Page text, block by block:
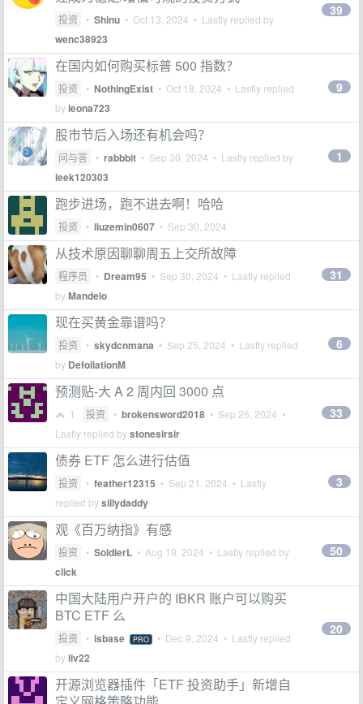
投资 • Shinu • Oct 13, 2024 • Lastly replied by
wenc38923
39
在国内如何购买标普 500 指数？
投资 • NothingExist • Oct 18, 2024 • Lastly replied
byleona723
9
股市节后入场还有机会吗？
问与答 • rabbbit • Sep 30, 2024 • Lastly replied by
leek120303
1
跑步进场，跑不进去啊！哈哈
投资 • liuzemin0607 • Sep 30, 2024
从技术原因聊聊周五上交所故障
程序员 • Dream95 • Sep 30, 2024 • Lastly replied
byMandelo
31
现在买黄金靠谱吗？
投资 • skydcnmana • Sep 25, 2024 • Lastly replied
by DefoliationM
6
预测贴-大 A 2 周内回 3000 点
1 投资 • brokensword2018 • Sep 26, 2024 •
Lastly replied bystonesirsir
33
债券 ETF 怎么进行估值
投资 • feather12315 • Sep 21, 2024 • Lastly
replied bysillydaddy
3
观《百万纳指》有感
投资 • SoldierL • Aug 19, 2024 • Lastly replied by
click
50
中国大陆用户开户的 IBKR 账户可以购买
BTC ETF 么
投资 • isbase PRO • Dec 9, 2024 • Lastly replied
byliv22
20
开源浏览器插件「ETF 投资助手」新增自